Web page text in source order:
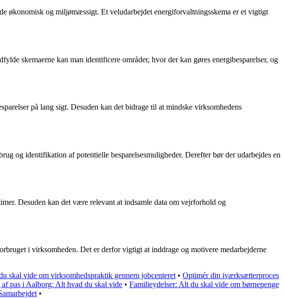
økonomisk og miljømæssigt. Et veludarbejdet energiforvaltningsskema er et vigtigt
skemaerne kan man identificere områder, hvor der kan gøres energibesparelser, og
på lang sigt. Desuden kan det bidrage til at mindske virksomhedens
og identifikation af potentielle besparelsesmuligheder. Derefter bør der udarbejdes en
Desuden kan det være relevant at indsamle data om vejrforhold og
i virksomheden. Det er derfor vigtigt at inddrage og motivere medarbejderne
skal vide om virksomhedspraktik gennem jobcenteret• Optimér din iværksætterproces
pas i Aalborg: Alt hvad du skal vide • Familieydelser: Alt du skal vide om børnepenge
•